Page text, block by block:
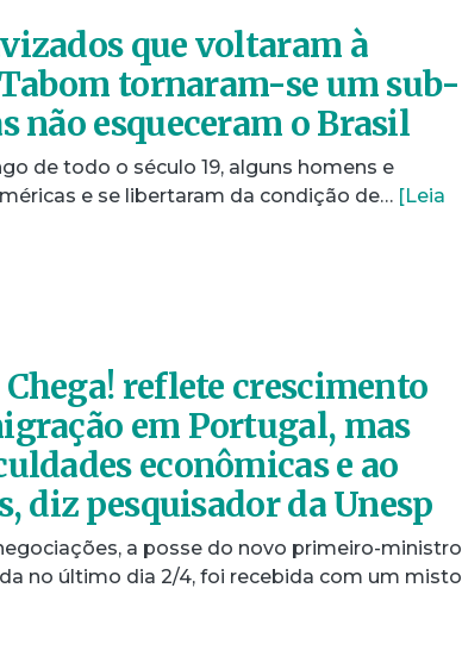
que voltaram à
tornaram-se um sub-
não esqueceram o Brasil
de todo o século 19, alguns homens e
e se libertaram da condição de… [Leia
reflete crescimento
em Portugal, mas
econômicas e ao
diz pesquisador da Unesp
a posse do novo primeiro-ministro
no último dia 2/4, foi recebida com um misto